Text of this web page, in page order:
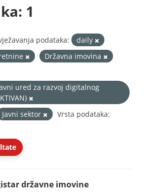
1
podataka:
daily
Državna imovina
ured za razvoj digitalnog
Javni sektor
Vrsta podataka:
državne imovine